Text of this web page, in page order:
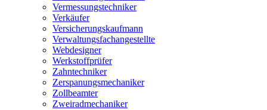
Vermessungstechniker
Verkäufer
Versicherungskaufmann
Verwaltungsfachangestellte
Webdesigner
Werkstoffprüfer
Zahntechniker
Zerspanungsmechaniker
Zollbeamter
Zweiradmechaniker